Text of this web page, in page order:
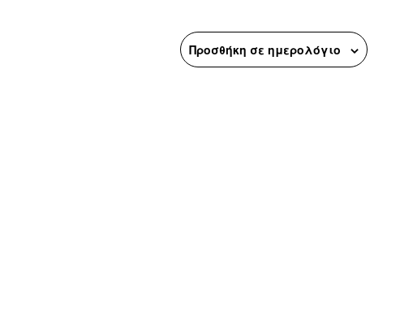
Προσθήκη σε ημερολόγιο